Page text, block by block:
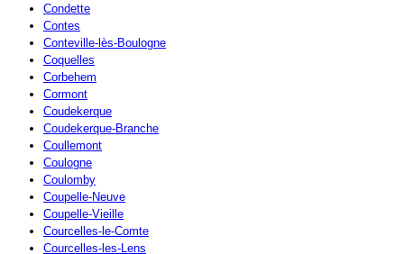
Condette
Contes
Conteville-lès-Boulogne
Coquelles
Corbehem
Cormont
Coudekerque
Coudekerque-Branche
Coullemont
Coulogne
Coulomby
Coupelle-Neuve
Coupelle-Vieille
Courcelles-le-Comte
Courcelles-les-Lens